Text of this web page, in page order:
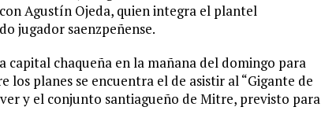
Agustín Ojeda, quien integra el plantel
jugador saenzpeñense.
capital chaqueña en la mañana del domingo para
los planes se encuentra el de asistir al “Gigante de
y el conjunto santiagueño de Mitre, previsto para